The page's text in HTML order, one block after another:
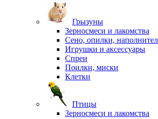
Грызуны
Зерносмеси и лакомства
Сено, опилки,
Игрушки и аксессуары
Спреи
Поилки, миски
Клетки
Птицы
Зерносмеси и лакомства